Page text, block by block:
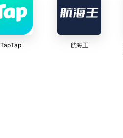
TapTap 航海王